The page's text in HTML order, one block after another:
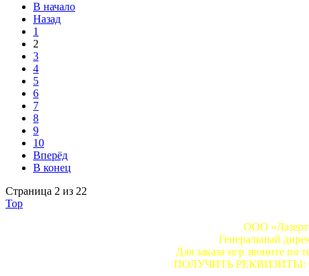
В начало
Назад
1
2
3
4
5
6
7
8
9
10
Вперёд
В конец
Страница 2 из 22
Top
ООО
Генеральный
Для заказа игр звоните по
ПОЛУЧИТЬ РЕКВИЗИТЫ: